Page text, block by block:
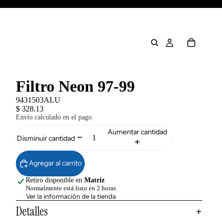
Filtro Neon 97-99
9431503ALU
$ 328.13
Envío calculado en el pago.
Disminuir cantidad
Aumentar cantidad
Agregar al carrito
Retiro disponible en Matriz
Normalmente está listo en 2 horas
Ver la información de la tienda
Detalles